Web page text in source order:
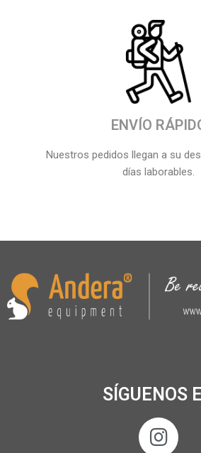
ENVÍO
Nuestros pedidos llegan a su
días laborables.
SÍGUENOS